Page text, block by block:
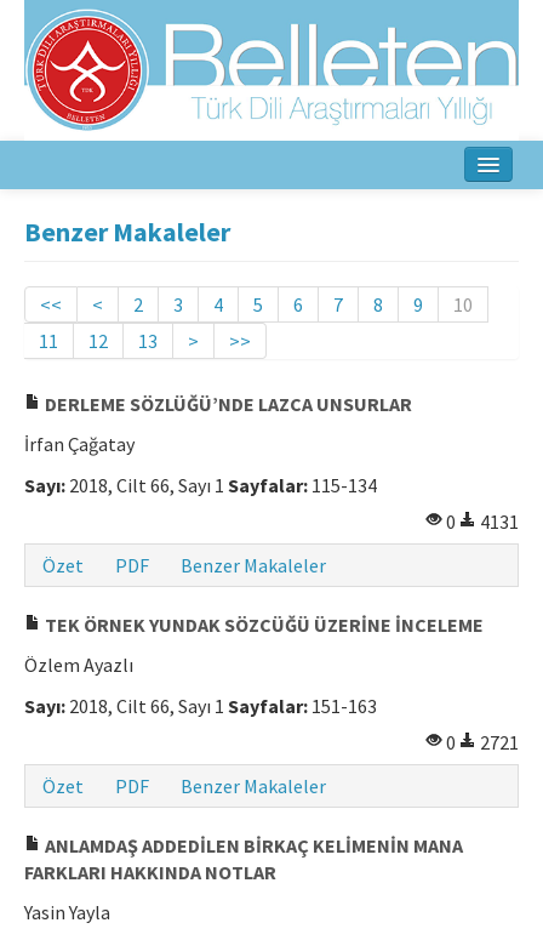
Amaç ve Kapsam
Etik İlkeler
Makale Gönder
Benzer Makaleler
<< < 2 3 4 5 6 7 8 9
10
11
12 13 > >>
DERLEME SÖZLÜĞÜ’NDE LAZCA UNSURLAR
İrfan Çağatay
Sayı: 2018, Cilt 66, Sayı 1 Sayfalar: 115-134
0
4131
Özet
PDF Benzer Makaleler
TEK ÖRNEK YUNDAK SÖZCÜĞÜ ÜZERİNE İNCELEME
Özlem Ayazlı
Sayı: 2018, Cilt 66, Sayı 1 Sayfalar: 151-163
0
2721
Özet
PDF Benzer Makaleler
ANLAMDAŞ ADDEDİLEN BİRKAÇ KELİMENİN MANA
FARKLARI HAKKINDA NOTLAR
Yasin Yayla